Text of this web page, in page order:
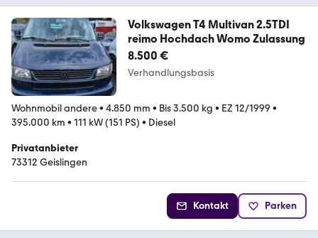
Volkswagen T4 Multivan 2.5TDI
reimo Hochdach Womo Zulassung
8.500 €
Verhandlungsbasis
Wohnmobil andere• 4.850 mm • Bis 3.500 kg • EZ 12/1999 •
395.000 km • 111 kW (151 PS) • Diesel
Privatanbieter
73312 Geislingen
Kontakt Parken